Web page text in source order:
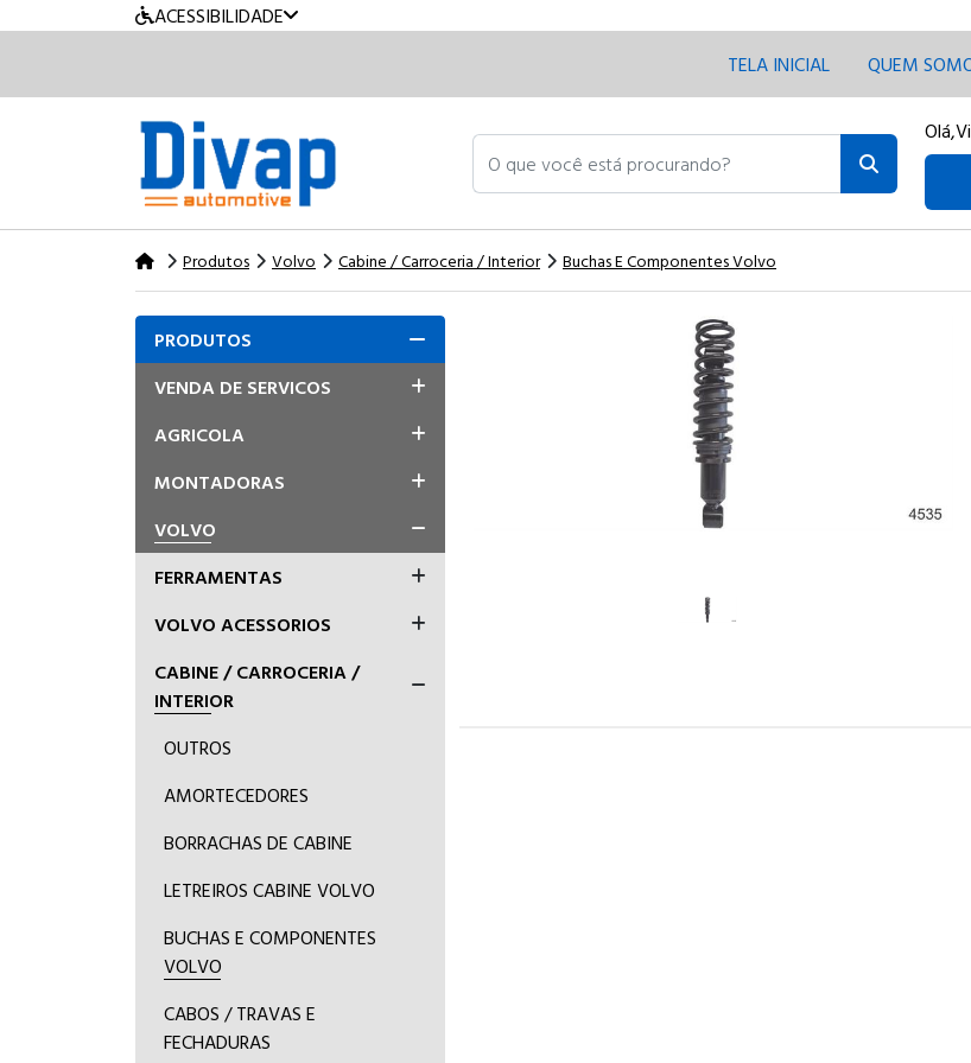
ACESSIBILIDADE
TELA INICIAL
QUEM
O que você está procurando? Olá,
Produtos Volvo Cabine / Carroceria / Interior Buchas E Componentes Volvo
PRODUTOS
VENDA DE SERVICOS
AGRICOLA
MONTADORAS
VOLVO
FERRAMENTAS
VOLVO ACESSORIOS
CABINE / CARROCERIA /
INTERIOR
OUTROS
AMORTECEDORES
BORRACHAS DE CABINE
LETREIROS CABINE VOLVO
BUCHAS E COMPONENTES
VOLVO
CABOS / TRAVAS E
FECHADURAS